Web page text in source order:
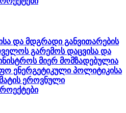
და მდგრადი განვითარების
გარემოს დაცვისა და
მიერ მომზადებულია
ენერგეტიკული პოლიტიკისა
ეროვნული